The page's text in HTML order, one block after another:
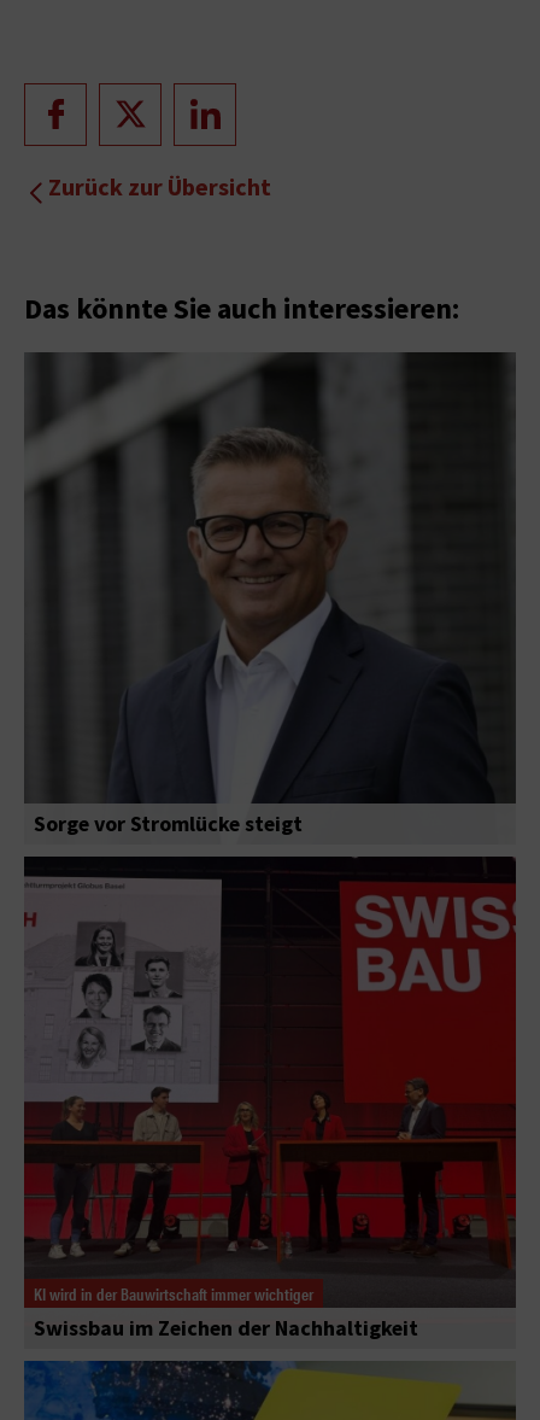
Zurück zur Übersicht
Das könnte Sie auch interessieren:
Sorge vor Stromlücke steigt
KI wird in der Bauwirtschaft immer wichtiger
Swissbau im Zeichen der Nachhaltigkeit